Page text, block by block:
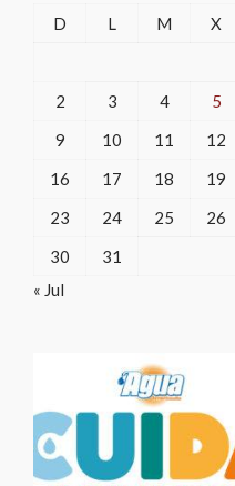
D L M X
2
3 4 5
9
10 11 12
16
17 18 19
23
24 25 26
30
31
« Jul